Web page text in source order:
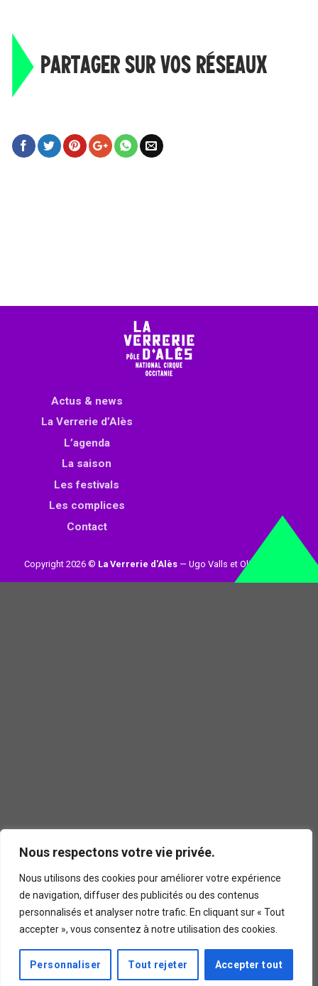
Nous respectons votre vie privée.
Nous utilisons des cookies pour améliorer votre expérience
de navigation, diffuser des publicités ou des contenus
personnalisés et analyser notre trafic. En cliquant sur « Tout
accepter », vous consentez à notre utilisation des cookies.
Personnaliser Tout rejeter Accepter tout
PARTAGER SUR VOS RÉSEAUX
Actus & news
La Verrerie d’Alès
L’agenda
La saison
Les festivals
Les complices
Contact
Copyright 2026 © La Verrerie d'Alès— Ugo Valls et Olivier Loynet